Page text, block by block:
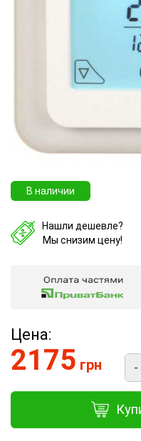
В наличии
Нашли дешевле?
Мы снизим цену!
Цена:
2175 грн -